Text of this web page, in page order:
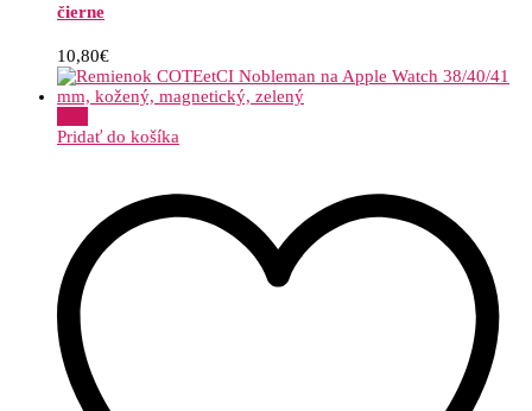
čierne
10,80€
Pridať do košíka